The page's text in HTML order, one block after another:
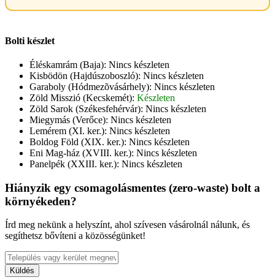
Bolti készlet
Éléskamrám (Baja): Nincs készleten
Kisbödön (Hajdúszoboszló): Nincs készleten
Garaboly (Hódmezõvásárhely): Nincs készleten
Zöld Misszió (Kecskemét): Készleten
Zöld Sarok (Székesfehérvár): Nincs készleten
Miegymás (Verőce): Nincs készleten
Lemérem (XI. ker.): Nincs készleten
Boldog Föld (XIX. ker.): Nincs készleten
Eni Mag-ház (XVIII. ker.): Nincs készleten
Panelpék (XXIII. ker.): Nincs készleten
Hiányzik egy csomagolásmentes (zero-waste) bolt a
környékeden?
Írd meg nekünk a helyszínt, ahol szívesen vásárolnál nálunk, és
segíthetsz bővíteni a közösségünket!
Küldés